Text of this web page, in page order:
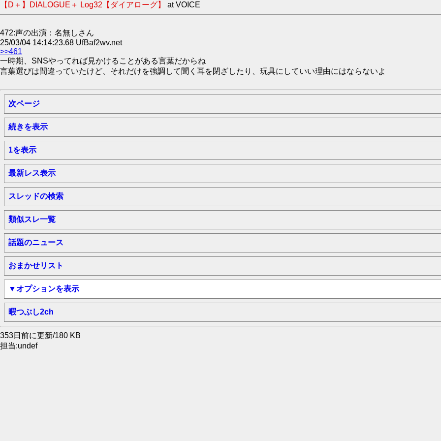
【D＋】DIALOGUE＋ Log32【ダイアローグ】 at VOICE
472:声の出演：名無しさん
25/03/04 14:14:23.68 UfBaf2wv.net
>>461
一時期、SNSやってれば見かけることがある言葉だからね
言葉選びは間違っていたけど、それだけを強調して聞く耳を閉ざしたり、玩具にしていい理由にはならないよ
次ページ
続きを表示
1を表示
最新レス表示
スレッドの検索
類似スレ一覧
話題のニュース
おまかせリスト
▼オプションを表示
暇つぶし2ch
353日前に更新/180 KB
担当:undef